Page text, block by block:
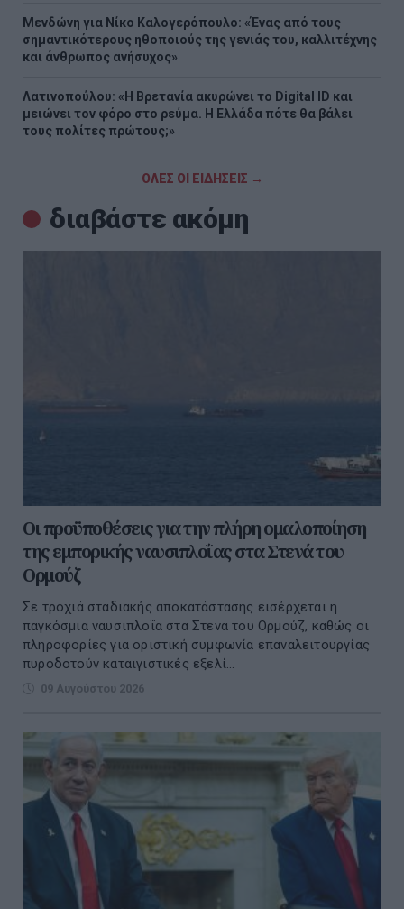
Μενδώνη για Νίκο Καλογερόπουλο: «Ένας από τους
σημαντικότερους ηθοποιούς της γενιάς του, καλλιτέχνης
και άνθρωπος ανήσυχος»
Λατινοπούλου: «H Βρετανία ακυρώνει το Digital ID και
μειώνει τον φόρο στο ρεύμα. Η Ελλάδα πότε θα βάλει
τους πολίτες πρώτους;»
ΟΛΕΣ ΟΙ ΕΙΔΗΣΕΙΣ →
διαβάστε ακόμη
Οι προϋποθέσεις για την πλήρη ομαλοποίηση
της εμπορικής ναυσιπλοΐας στα Στενά του
Ορμούζ
Σε τροχιά σταδιακής αποκατάστασης εισέρχεται η
παγκόσμια ναυσιπλοΐα στα Στενά του Ορμούζ, καθώς οι
πληροφορίες για οριστική συμφωνία επαναλειτουργίας
πυροδοτούν καταιγιστικές εξελί...
09 Αυγούστου 2026